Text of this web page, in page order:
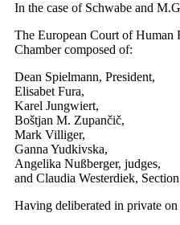
In the case of Schwabe and
The European Court of Human
Chamber composed of:
Dean Spielmann, President,
Elisabet Fura,
Karel Jungwiert,
Boštjan M. Zupančič,
Mark Villiger,
Ganna Yudkivska,
Angelika Nußberger, judges,
and Claudia Westerdiek,
Having deliberated in private